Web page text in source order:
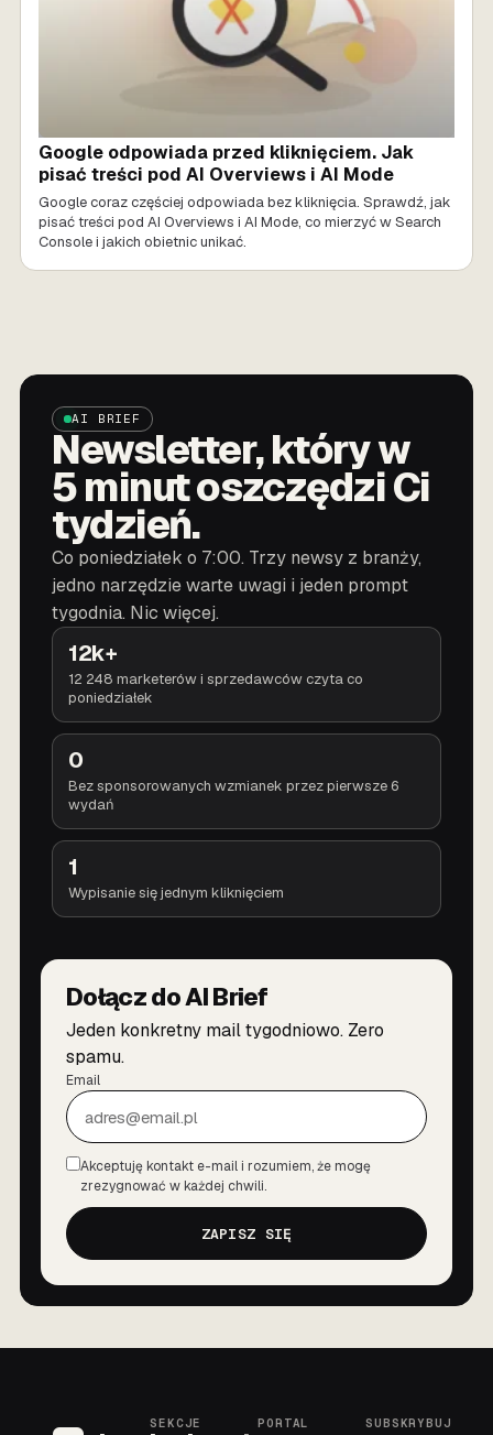
Google odpowiada przed kliknięciem. Jak
pisać treści pod AI Overviews i AI Mode
Google coraz częściej odpowiada bez kliknięcia. Sprawdź, jak
pisać treści pod AI Overviews i AI Mode, co mierzyć w Search
Console i jakich obietnic unikać.
AI BRIEF
Newsletter, który w
5 minut oszczędzi Ci
tydzień.
Co poniedziałek o 7:00. Trzy newsy z branży,
jedno narzędzie warte uwagi i jeden prompt
tygodnia. Nic więcej.
12k+
12 248 marketerów i sprzedawców czyta co
poniedziałek
0
Bez sponsorowanych wzmianek przez pierwsze 6
wydań
1
Wypisanie się jednym kliknięciem
Dołącz do AI Brief
Jeden konkretny mail tygodniowo. Zero
spamu.
Email
Zgoda
Akceptuję kontakt e-mail i rozumiem, że mogę
zrezygnować w każdej chwili.
ZAPISZ SIĘ
SEKCJE PORTAL SUBSKRYBUJ